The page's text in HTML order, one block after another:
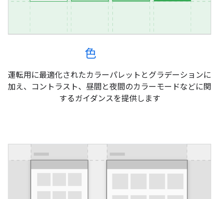
色
運転用に最適化されたカラーパレットとグラデーションに
加え、コントラスト、昼間と夜間のカラーモードなどに関
するガイダンスを提供します